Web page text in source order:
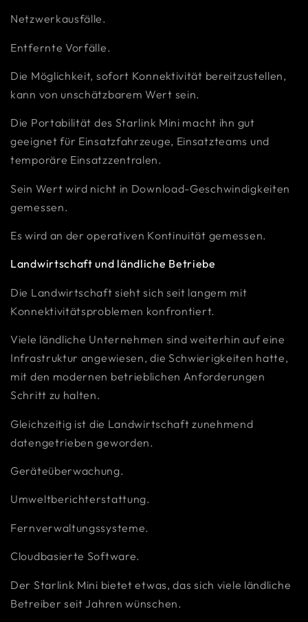
Netzwerkausfälle.
Entfernte Vorfälle.
Die Möglichkeit, sofort Konnektivität bereitzustellen,
kann von unschätzbarem Wert sein.
Die Portabilität des Starlink Mini macht ihn gut
geeignet für Einsatzfahrzeuge, Einsatzteams und
temporäre Einsatzzentralen.
Sein Wert wird nicht in Download-Geschwindigkeiten
gemessen.
Es wird an der operativen Kontinuität gemessen.
Landwirtschaft und ländliche Betriebe
Die Landwirtschaft sieht sich seit langem mit
Konnektivitätsproblemen konfrontiert.
Viele ländliche Unternehmen sind weiterhin auf eine
Infrastruktur angewiesen, die Schwierigkeiten hatte,
mit den modernen betrieblichen Anforderungen
Schritt zu halten.
Gleichzeitig ist die Landwirtschaft zunehmend
datengetrieben geworden.
Geräteüberwachung.
Umweltberichterstattung.
Fernverwaltungssysteme.
Cloudbasierte Software.
Der Starlink Mini bietet etwas, das sich viele ländliche
Betreiber seit Jahren wünschen.